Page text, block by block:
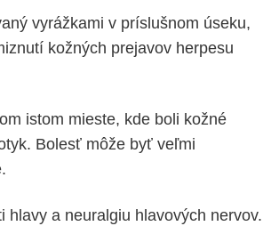
vyrážkami v príslušnom úseku,
kožných prejavov herpesu
istom mieste, kde boli kožné
Bolesť môže byť veľmi
a neuralgiu hlavových nervov.